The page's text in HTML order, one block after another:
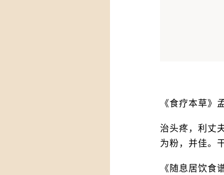
《食疗本草》
治头疼，利丈
为粉，并佳。
《随息居饮食